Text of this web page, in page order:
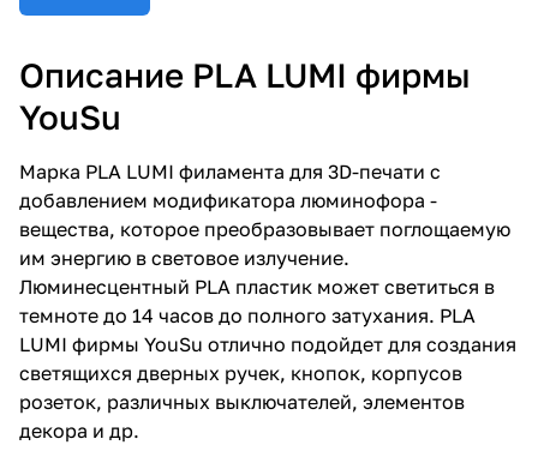
Описание PLA LUMI фирмы
YouSu
Марка PLA LUMI филамента для 3D-печати с
добавлением модификатора люминофора -
вещества, которое преобразовывает поглощаемую
им энергию в световое излучение.
Люминесцентный PLA пластик может светиться в
темноте до 14 часов до полного затухания. PLA
LUMI фирмы YouSu отлично подойдет для создания
светящихся дверных ручек, кнопок, корпусов
розеток, различных выключателей, элементов
декора и др.